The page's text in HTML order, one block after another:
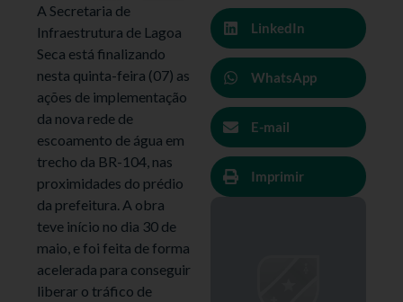
A Secretaria de
Infraestrutura de Lagoa
Seca está finalizando
nesta quinta-feira (07) as
ações de implementação
da nova rede de
escoamento de água em
trecho da BR-104, nas
proximidades do prédio
da prefeitura. A obra
teve início no dia 30 de
maio, e foi feita de forma
acelerada para conseguir
liberar o tráfico de
LinkedIn
WhatsApp
E-mail
Imprimir